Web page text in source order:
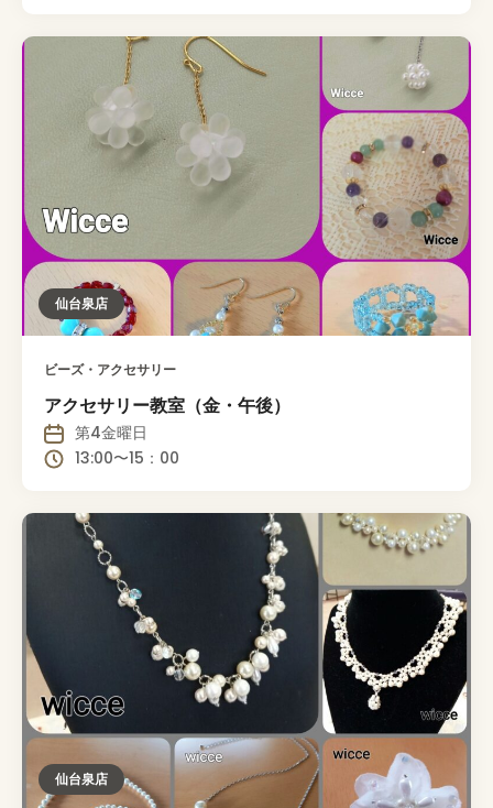
仙台泉店
ビーズ・アクセサリー
アクセサリー教室（金・午後）
第4金曜日
13:00〜15：00
仙台泉店